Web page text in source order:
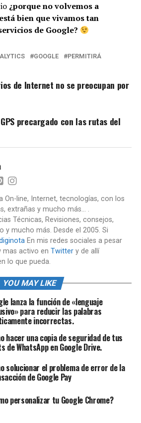
¿porque no volvemos a
bien que vivamos tan
de Google?
GOOGLE PERMITIRÁ
de Internet no se preocupan por
precargado con las rutas del
On-line, Internet, tecnologías, con los
extrañas y mucho más... .
Técnicas, Revisiones, consejos,
y mucho más. Desde el 2005. Si
En mis redes sociales a pesar
mas activo en Twittery de allí
lo que pueda.
YOU MAY LIKE
lanza la función de «lenguaje
para reducir las palabras
incorrectas.
hacer una copia de seguridad de tus
de WhatsApp en Google Drive.
solucionar el problema de error de la
de Google Pay
personalizar tu Google Chrome?